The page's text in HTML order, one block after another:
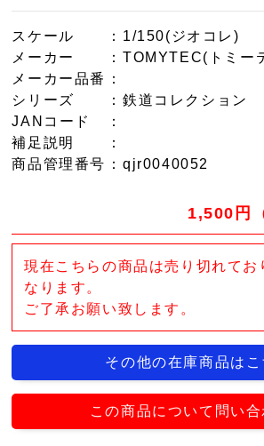
スケール
：1/150(ジオコレ)
メーカー
：TOMYTEC(トミー
メーカー品番
：
シリーズ
：鉄道コレクション
JANコード
：
補足説明
：
商品管理番号 ：qjr0040052
1,500円
現在こちらの商品は売り切れてお
なります。
ご了承お願い致します。
その他の在庫商品はこ
この商品について問い合